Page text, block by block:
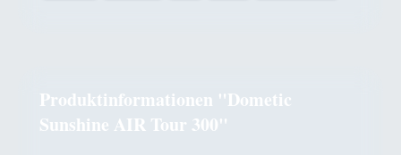
Produktinformationen "Dometic
Sunshine AIR Tour 300"